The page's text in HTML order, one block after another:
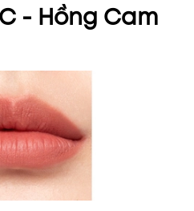
- Hồng Cam